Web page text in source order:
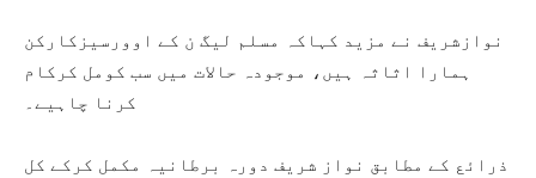
نوازشریف نے مزید کہاکہ مسلم لیگ ن کے اوورسیزکارکن
ہمارا اثاثہ ہیں، موجودہ حالات میں سب کومل کرکام
کرنا چاہیے۔
ذرائع کے مطابق نواز شریف دورہ برطانیہ مکمل کرکے کل